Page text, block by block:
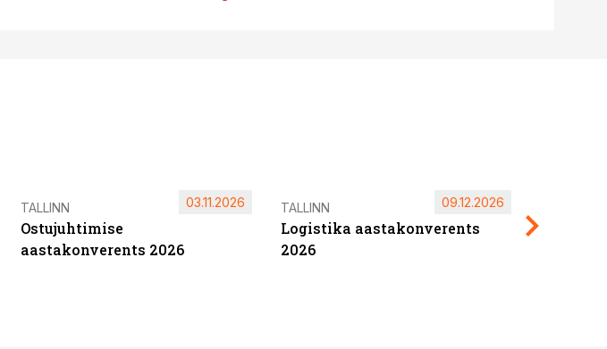
TALLINN
Ostujuhtimise
aastakonverents 2026
03.11.2026 TALLINN
Logistika aastakonverents
2026
09.12.2026